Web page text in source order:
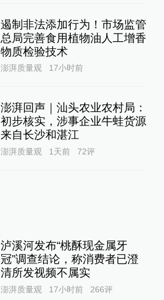
遏制非法添加行为！市场监管
总局完善食用植物油人工增香
物质检验技术
澎湃质量观 17小时前
澎湃回声｜汕头农业农村局：
初步核实，涉事企业牛蛙货源
来自长沙和湛江
澎湃质量观 1天前 72评
泸溪河发布“桃酥现金属牙
冠”调查结论，称消费者已澄
清所发视频不属实
澎湃质量观 17小时前 266评